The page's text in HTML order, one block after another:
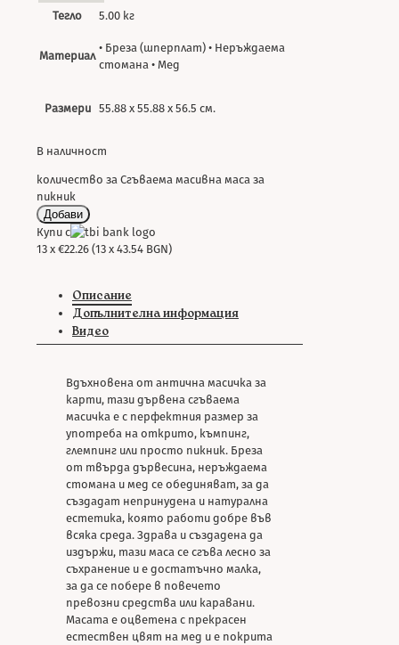
Тегло
5.00 кг
Материал
• Бреза (шперплат) • Неръждаема
стомана • Мед
Размери 55.88 х 55.88 х 56.5 см.
В наличност
количество за Сгъваема масивна маса за
пикник
Добави
Купи с
13 x €22.26 (13 x 43.54 BGN)
Описание
Допълнителна информация
Видео
Вдъхновена от антична масичка за
карти, тази дървена сгъваема
масичка е с перфектния размер за
употреба на открито, къмпинг,
глемпинг или просто пикник. Бреза
от твърда дървесина, неръждаема
стомана и мед се обединяват, за да
създадат непринудена и натурална
естетика, която работи добре във
всяка среда. Здрава и създадена да
издържи, тази маса се сгъва лесно за
съхранение и е достатъчно малка,
за да се побере в повечето
превозни средства или каравани.
Масата е оцветена с прекрасен
естествен цвят на мед и е покрита